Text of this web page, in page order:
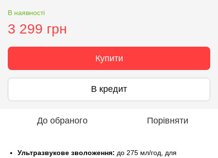
В наявності
3 299 грн
Купити
В кредит
До обраного Порівняти
Ультразвукове зволоження: до 275 мл/год, для